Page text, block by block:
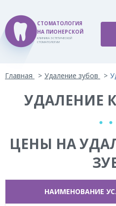
СТОМАТОЛОГИЯ
НА ПИОНЕРСКОЙ
КЛИНИКА ЭСТЕТИЧЕСКОЙ
СТОМАТОЛОГИИ
Главная Удаление зубов
УДАЛЕНИЕ
ЦЕНЫ НА
НАИМЕНОВАНИЕ
ВыклРазмер шрифта: A
A
A